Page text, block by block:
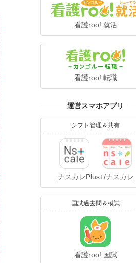
看護roo! 就活
看護roo! 転職
運営スマホアプリ
シフト管理＆共有
ナスカレPlus+/ナスカレ
国試過去問＆模試
看護roo! 国試